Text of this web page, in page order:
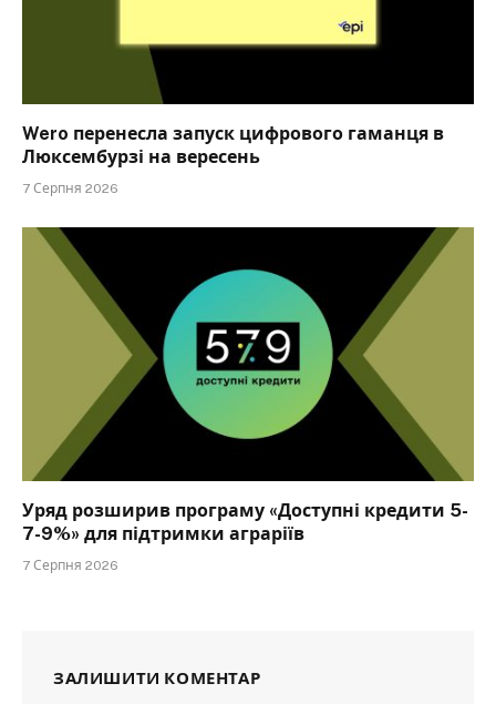
Wero перенесла запуск цифрового гаманця в
Люксембурзі на вересень
7 Серпня 2026
Уряд розширив програму «Доступні кредити 5-
7-9%» для підтримки аграріїв
7 Серпня 2026
ЗАЛИШИТИ КОМЕНТАР